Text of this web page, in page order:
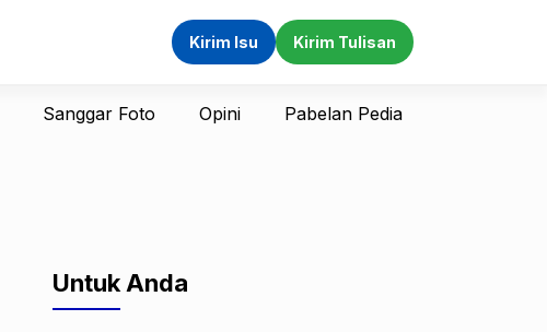
Kirim Isu Kirim Tulisan
Sanggar Foto Opini Pabelan Pedia
Untuk Anda